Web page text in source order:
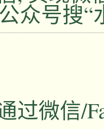
众号搜“
过微信/